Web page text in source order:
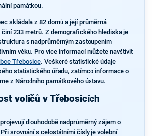
památkou.
skládala z 82 domů a její průměrná
233 metrů. Z demografického hlediska je
s nadprůměrným zastoupením
věku. Pro více informací můžete navštívit
Třebosice. Veškeré statistické údaje
statistického úřadu, zatímco informace o
z Národního památkového ústavu.
voličů v Třebosicích
dlouhodobě nadprůměrný zájem o
srovnání s celostátními čísly je volební